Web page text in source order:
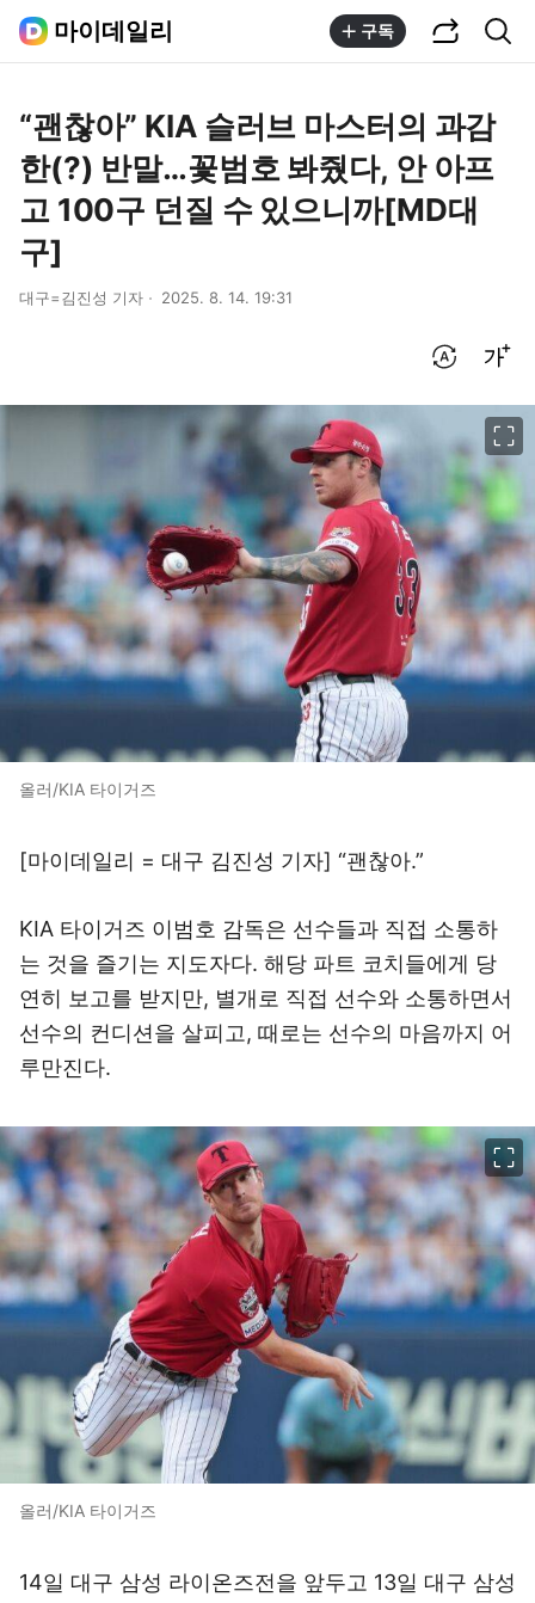
마이데일리 구독
“괜찮아” KIA 슬러브 마스터의 과감
한(?) 반말…꽃범호 봐줬다, 안 아프
고 100구 던질 수 있으니까[MD대
구]
대구=김진성 기자 2025. 8. 14. 19:31
올러/KIA 타이거즈
[마이데일리 = 대구 김진성 기자] “괜찮아.”
KIA 타이거즈 이범호 감독은 선수들과 직접 소통하
는 것을 즐기는 지도자다. 해당 파트 코치들에게 당
연히 보고를 받지만, 별개로 직접 선수와 소통하면서
선수의 컨디션을 살피고, 때로는 선수의 마음까지 어
루만진다.
올러/KIA 타이거즈
14일 대구 삼성 라이온즈전을 앞두고 13일 대구 삼성